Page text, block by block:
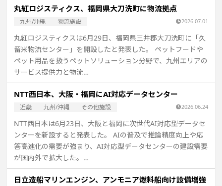
丸紅ロジスティクス、福岡県大刀洗町に物流拠点
九州/沖縄 物流施設 2026.07.01
丸紅ロジスティクスは6月29日、福岡県三井郡大刀洗町に「久
留米物流センター」を開設したと発表した。 ペットフードや
ペット用品を扱うペットソリューション分野で、九州エリアの
サービス提供力と物流…
NTT西日本、大阪・福岡にAI対応データセンター
近畿 九州/沖縄 その他施設 2026.06.24
NTT西日本は6月23日、大阪と福岡に次世代AI対応型データセ
ンターを新設すると発表した。 AIの普及で推論精度向上や応
答高速化の需要が強まり、AI対応型データセンターの建設需要
が国内外で拡大した。…
日立造船マリンエンジン、アンモニア燃料船向け設備増強